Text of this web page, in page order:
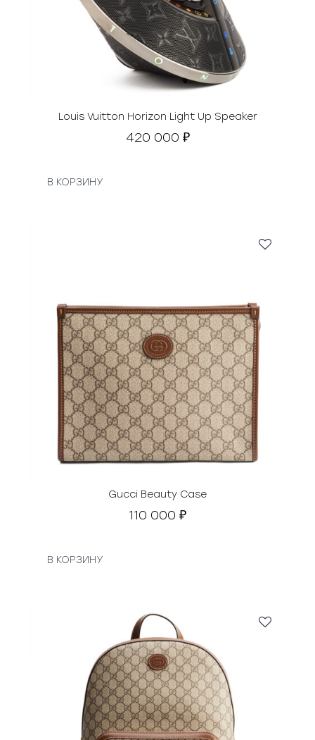
Louis Vuitton Horizon Light Up Speaker
420 000 ₽
В КОРЗИНУ
Gucci Beauty Case
110 000 ₽
В КОРЗИНУ